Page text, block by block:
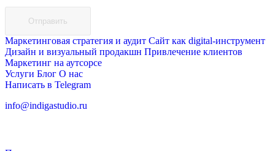
Отправить
Маркетинговая стратегия и аудит Сайт как digital-инструмент
Дизайн и визуальный продакшн Привлечение клиентов
Маркетинг на аутсорсе
Услуги Блог О нас
Написать в Telegram
info@indigastudio.ru